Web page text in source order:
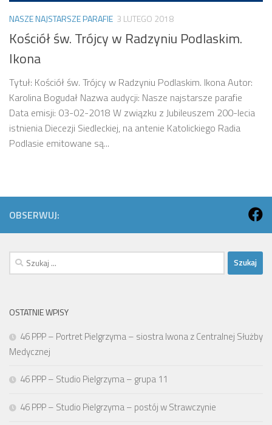
NASZE NAJSTARSZE PARAFIE 3 LUTEGO 2018
Kościół św. Trójcy w Radzyniu Podlaskim.
Ikona
Tytuł: Kościół św. Trójcy w Radzyniu Podlaskim. Ikona Autor:
Karolina Bogudał Nazwa audycji: Nasze najstarsze parafie
Data emisji: 03-02-2018 W związku z Jubileuszem 200-lecia
istnienia Diecezji Siedleckiej, na antenie Katolickiego Radia
Podlasie emitowane są...
OBSERWUJ:
Szukaj:
OSTATNIE WPISY
46 PPP – Portret Pielgrzyma – siostra Iwona z Centralnej Służby
Medycznej
46 PPP – Studio Pielgrzyma – grupa 11
46 PPP – Studio Pielgrzyma – postój w Strawczynie